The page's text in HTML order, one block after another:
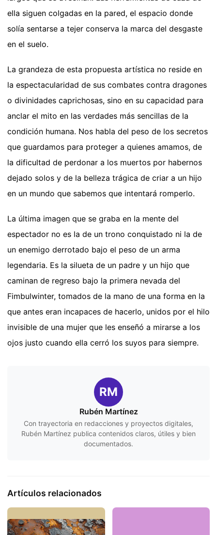
ella siguen colgadas en la pared, el espacio donde
solía sentarse a tejer conserva la marca del desgaste
en el suelo.
La grandeza de esta propuesta artística no reside en
la espectacularidad de sus combates contra dragones
o divinidades caprichosas, sino en su capacidad para
anclar el mito en las verdades más sencillas de la
condición humana. Nos habla del peso de los secretos
que guardamos para proteger a quienes amamos, de
la dificultad de perdonar a los muertos por habernos
dejado solos y de la belleza trágica de criar a un hijo
en un mundo que sabemos que intentará romperlo.
La última imagen que se graba en la mente del
espectador no es la de un trono conquistado ni la de
un enemigo derrotado bajo el peso de un arma
legendaria. Es la silueta de un padre y un hijo que
caminan de regreso bajo la primera nevada del
Fimbulwinter, tomados de la mano de una forma en la
que antes eran incapaces de hacerlo, unidos por el hilo
invisible de una mujer que les enseñó a mirarse a los
ojos justo cuando ella cerró los suyos para siempre.
RM
Rubén Martínez
Con trayectoria en redacciones y proyectos digitales,
Rubén Martínez publica contenidos claros, útiles y bien
documentados.
Artículos relacionados